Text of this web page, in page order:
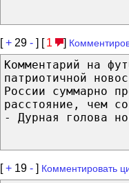
[+ 29 - ] [ 1 ]
Комментарий на
патриотичной
России суммарно
расстояние, чем
- Дурная голова
[+ 19 - ] Комментировать